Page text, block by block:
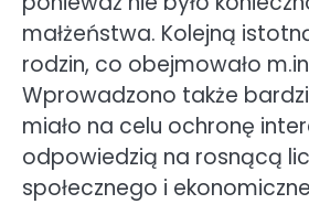
małżeństwa. Kolejną
rodzin, co obejmowało
Wprowadzono także
miało na celu ochronę
odpowiedzią na rosnącą
społecznego i